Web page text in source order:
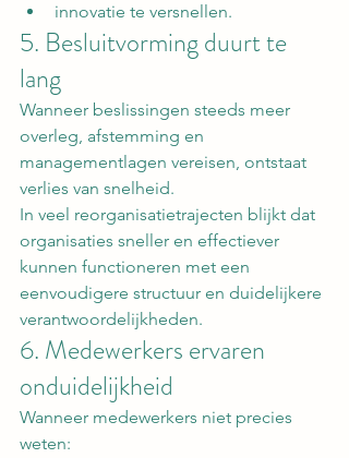
innovatie te versnellen.
5. Besluitvorming duurt te
lang
Wanneer beslissingen steeds meer
overleg, afstemming en
managementlagen vereisen, ontstaat
verlies van snelheid.
In veel reorganisatietrajecten blijkt dat
organisaties sneller en effectiever
kunnen functioneren met een
eenvoudigere structuur en duidelijkere
verantwoordelijkheden.
6. Medewerkers ervaren
onduidelijkheid
Wanneer medewerkers niet precies
weten: